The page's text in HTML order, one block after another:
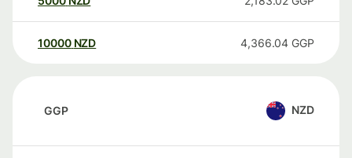
10000 NZD 4,366.04 GGP
GGP NZD